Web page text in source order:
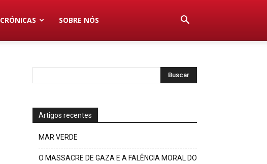
CRÓNICAS SOBRE NÓS
Artigos recentes
MAR VERDE
O MASSACRE DE GAZA E A FALÊNCIA MORAL DO